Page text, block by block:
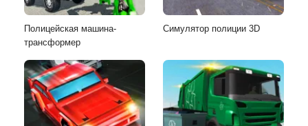
Полицейская машина-
трансформер
Симулятор полиции 3D